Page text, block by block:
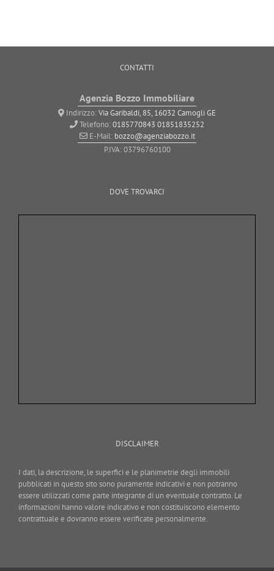
CONTATTI
Agenzia Bozzo Immobiliare
Indirizzo:Via Garibaldi, 85, 16032 Camogli GE
Telefono:0185770843 01851835252
E-Mail: bozzo@agenziabozzo.it
P.IVA: 03796760100
DOVE TROVARCI
DISCLAIMER
I dati, la descrizione, le superfici e le planimetrie degli immobili
pubblicati in questo sito sono puramente indicativi e non potranno
essere utilizzati come parte integrante di un eventuale contratto. Le
informazioni hanno valore indicativo e non costituiscono elemento
contrattuale e dovranno essere verificate personalmente.